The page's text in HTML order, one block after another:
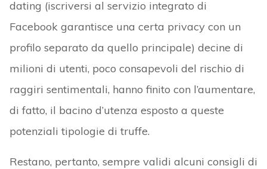
dating (iscriversi al servizio integrato di
Facebook garantisce una certa privacy con un
profilo separato da quello principale) decine di
milioni di utenti, poco consapevoli del rischio di
raggiri sentimentali, hanno finito con l’aumentare,
di fatto, il bacino d’utenza esposto a queste
potenziali tipologie di truffe.
Restano, pertanto, sempre validi alcuni consigli di